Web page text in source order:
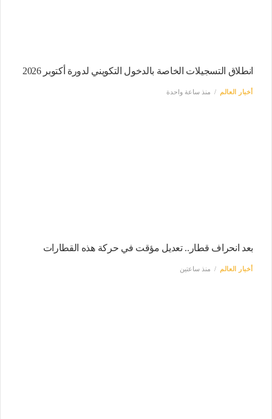
انطلاق التسجيلات الخاصة بالدخول التكويني لدورة أكتوبر 2026
أخبار العالم منذ ساعة واحدة
بعد انحراف قطار.. تعديل مؤقت في حركة هذه القطارات
أخبار العالم منذ ساعتين